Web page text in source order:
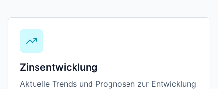
Zinsentwicklung
Aktuelle Trends und Prognosen zur Entwicklung